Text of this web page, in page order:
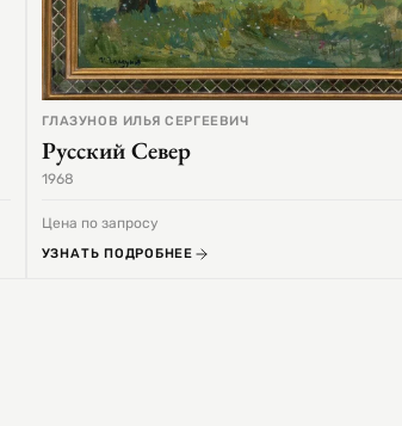
ГЛАЗУНОВ ИЛЬЯ СЕРГЕЕВИЧ
Русский Север
1968
Цена по запросу
УЗНАТЬ ПОДРОБНЕЕ